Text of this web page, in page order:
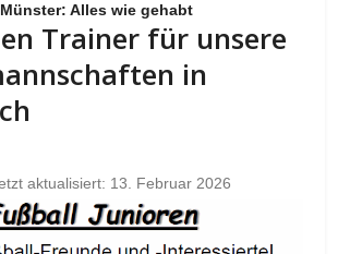
Alles wie gehabt
Trainer für unsere
in
aktualisiert: 13. Februar 2026